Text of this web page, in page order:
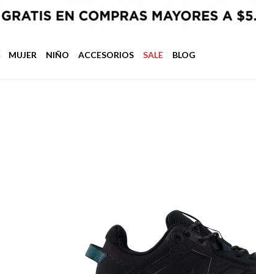
MUJER NIÑO ACCESORIOS SALE BLOG